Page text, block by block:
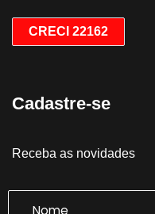
CRECI 22162
Cadastre-se
Receba as novidades